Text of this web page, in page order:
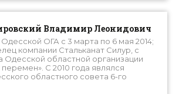
Владимир Леонидович
Одесской ОГА с 3 марта по 6 мая 2014;
компании Стальканат Силур, с
Одесской областной организации
С 2010 года являлся
областного совета 6-го